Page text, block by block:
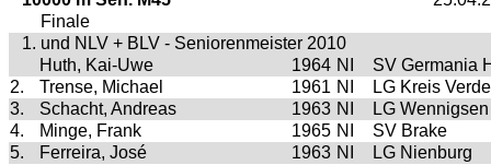
Finale
1. und NLV + BLV - Seniorenmeister 2010
Huth, Kai-Uwe
1964 NI
SV Germania
2.
Trense, Michael 1961 NI
LG Kreis
3.
Schacht, Andreas 1963 NI
LG Wennigsen
4.
Minge, Frank 1965 NI
SV Brake
5.
Ferreira, José 1963 NI
LG Nienburg